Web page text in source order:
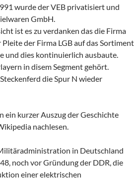
wurde der VEB privatisiert und
GmbH.
ist es zu verdanken das die Firma
der Firma LGB auf das Sortiment
und dies kontinuierlich ausbaute.
in disem Segment gehört.
die Spur N wieder
ein kurzer Auszug der Geschichte
nachlesen.
in Deutschland
noch vor Gründung der DDR, die
einer elektrischen